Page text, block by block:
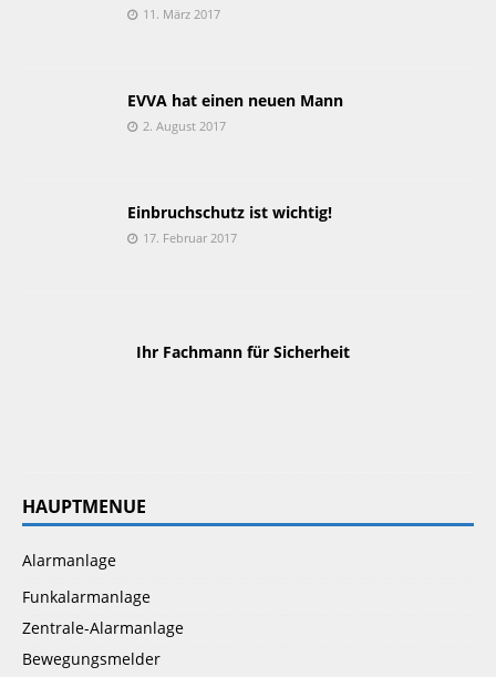
11. März 2017
EVVA hat einen neuen Mann
2. August 2017
Einbruchschutz ist wichtig!
17. Februar 2017
Ihr Fachmann für Sicherheit
HAUPTMENUE
Alarmanlage
Funkalarmanlage
Zentrale-Alarmanlage
Bewegungsmelder